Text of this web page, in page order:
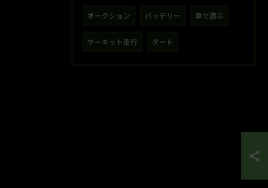
オークション バッテリー 車で遊ぶ
サーキット走行 ダート